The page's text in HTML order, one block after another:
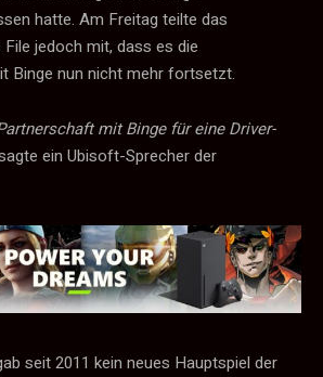
hatte. Am Freitag teilte das
jedoch mit, dass es die
Binge nun nicht mehr fortsetzt.
mit Binge für eine Driver-
ein Ubisoft-Sprecher der
seit 2011 kein neues Hauptspiel der